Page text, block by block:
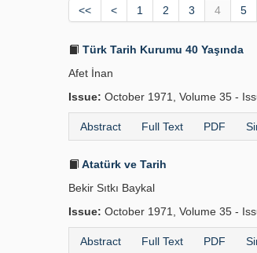
<< < 1 2 3 4 5
Türk Tarih Kurumu 40 Yaşında
Afet İnan
Issue: October 1971, Volume 35 -
Abstract Full Text PDF
Atatürk ve Tarih
Bekir Sıtkı Baykal
Issue: October 1971, Volume 35 -
Abstract Full Text PDF